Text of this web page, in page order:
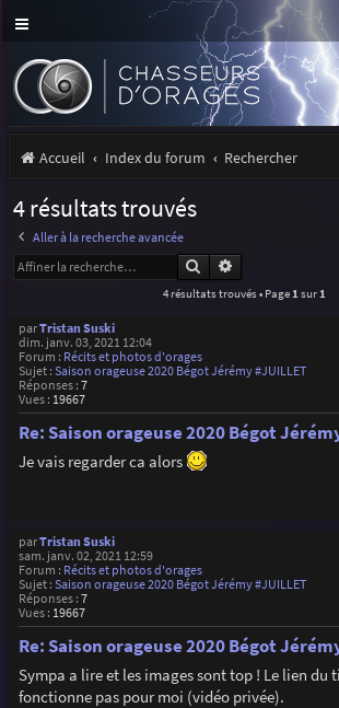
Accueil Index du forum Rechercher
4 résultats trouvés
Aller à la recherche avancée
Rechercher
4 résultats trouvés • Page 1 sur 1
parTristan Suski
dim. janv. 03, 2021 12:04
Forum : Récits et photos d'orages
Sujet : Saison orageuse 2020 Bégot Jérémy #JUILLET
Réponses : 7
Vues : 19667
Re: Saison orageuse 2020 Bégot
Je vais regarder ca alors
parTristan Suski
sam. janv. 02, 2021 12:59
Forum : Récits et photos d'orages
Sujet : Saison orageuse 2020 Bégot Jérémy #JUILLET
Réponses : 7
Vues : 19667
Re: Saison orageuse 2020 Bégot
Sympa a lire et les images sont top ! Le lien du
fonctionne pas pour moi (vidéo privée).